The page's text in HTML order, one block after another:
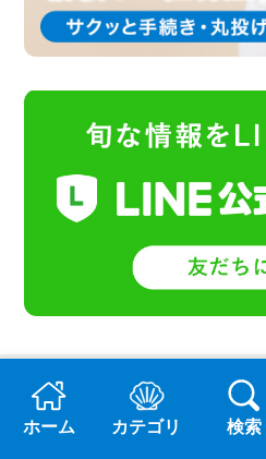
おすす
ホーム カテゴリ 検索